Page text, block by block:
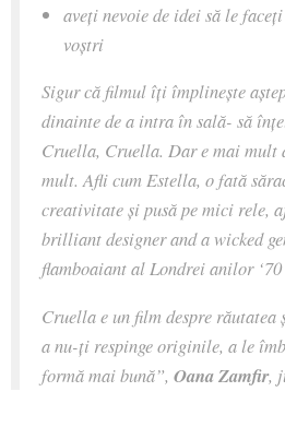
aveți nevoie de idei să le
voștri
Sigur că filmul îți împlinește
dinainte de a intra în sală- să
Cruella, Cruella. Dar e mai mult
mult. Afli cum Estella, o fată
creativitate și pusă pe mici rele,
brilliant designer and a wicked
flamboaiant al Londrei anilor ‘70
Cruella e un film despre răutatea
a nu-ți respinge originile, a le
formă mai bună”, Oana Zamfir,